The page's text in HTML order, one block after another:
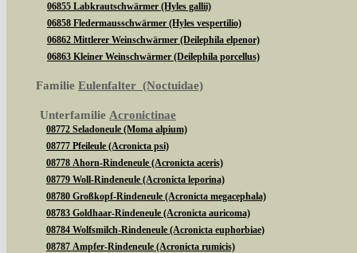
06855 Labkrautschwärmer (Hyles gallii)
06858 Fledermausschwärmer (Hyles vespertilio)
06862 Mittlerer Weinschwärmer (Deilephila elpenor)
06863 Kleiner Weinschwärmer (Deilephila porcellus)
Familie Eulenfalter (Noctuidae)
Unterfamilie Acronictinae
08772 Seladoneule (Moma alpium)
08777 Pfeileule (Acronicta psi)
08778 Ahorn-Rindeneule (Acronicta aceris)
08779 Woll-Rindeneule (Acronicta leporina)
08780 Großkopf-Rindeneule (Acronicta megacephala)
08783 Goldhaar-Rindeneule (Acronicta auricoma)
08784 Wolfsmilch-Rindeneule (Acronicta euphorbiae)
08787 Ampfer-Rindeneule (Acronicta rumicis)